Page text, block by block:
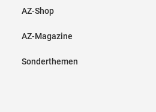
AZ-Shop
AZ-Magazine
Sonderthemen